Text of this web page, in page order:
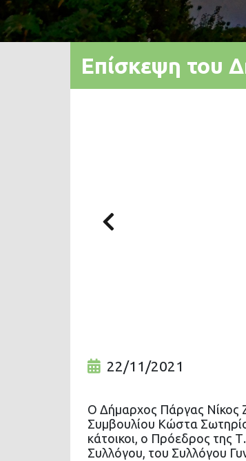
Επίσκεψη του
Previous
22/11/2021
Ο Δήμαρχος Πάργας Νίκος
Συμβουλίου Κώστα
κάτοικοι, ο Πρόεδρος της
Συλλόγου, του Συλλόγου